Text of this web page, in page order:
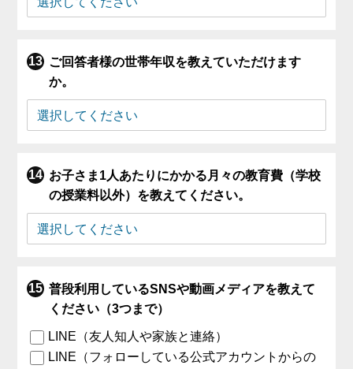
ご回答者様の世帯年収を教えていただけます
か。
お子さま1人あたりにかかる月々の教育費（学校
の授業料以外）を教えてください。
普段利用しているSNSや動画メディアを教えて
ください（3つまで）
LINE（友人知人や家族と連絡）
LINE（フォローしている公式アカウントからの